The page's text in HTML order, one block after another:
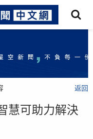
返回
慧可助力解決